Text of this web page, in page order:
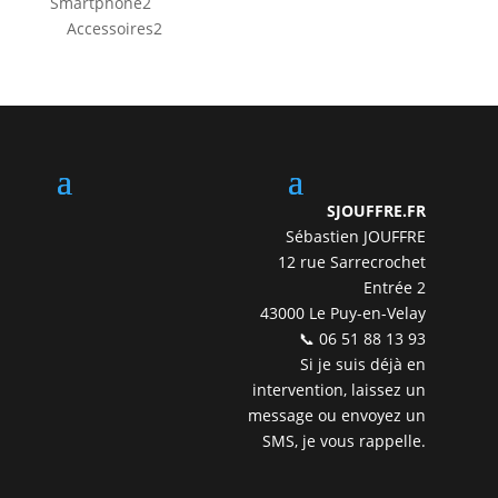
produits
Accessoires22
SJOUFFRE.FR
Sébastien JOUFFRE
12 rue Sarrecrochet
Entrée 2
43000 Le Puy-en-Velay
📞 06 51 88 13 93
Si je suis déjà en
intervention, laissez un
message ou envoyez un
SMS, je vous rappelle.